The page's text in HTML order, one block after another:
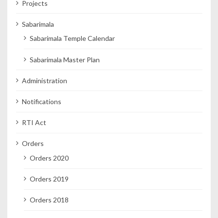
Projects
Sabarimala
Sabarimala Temple Calendar
Sabarimala Master Plan
Administration
Notifications
RTI Act
Orders
Orders 2020
Orders 2019
Orders 2018